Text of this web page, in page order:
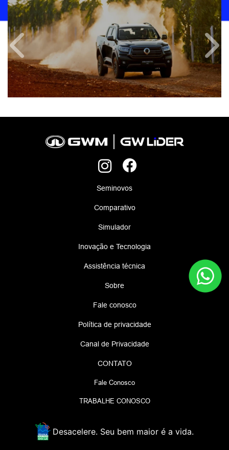
Anterior
Seminovos
Comparativo
Simulador
Inovação e Tecnologia
Assistência técnica
Sobre
Fale conosco
Política de privacidade
Canal de Privacidade
CONTATO
Fale Conosco
TRABALHE CONOSCO
Desacelere. Seu bem maior é a vida.